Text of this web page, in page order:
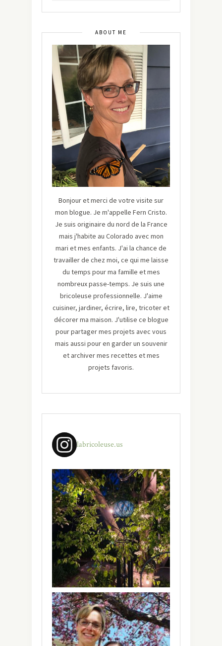
ABOUT ME
Bonjour et merci de votre visite sur
mon blogue. Je m'appelle Fern Cristo.
Je suis originaire du nord de la France
mais j'habite au Colorado avec mon
mari et mes enfants. J'ai la chance de
travailler de chez moi, ce qui me laisse
du temps pour ma famille et mes
nombreux passe-temps. Je suis une
bricoleuse professionnelle. J'aime
cuisiner, jardiner, écrire, lire, tricoter et
décorer ma maison. J'utilise ce blogue
pour partager mes projets avec vous
mais aussi pour en garder un souvenir
et archiver mes recettes et mes
projets favoris.
labricoleuse.us